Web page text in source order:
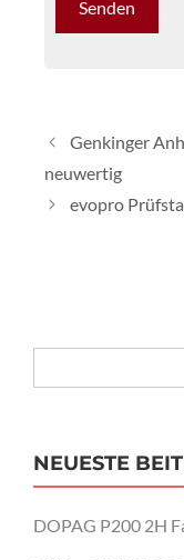
Genkinger
neuwertig
evopro
Search
NEUESTE
DOPAG P200 2H